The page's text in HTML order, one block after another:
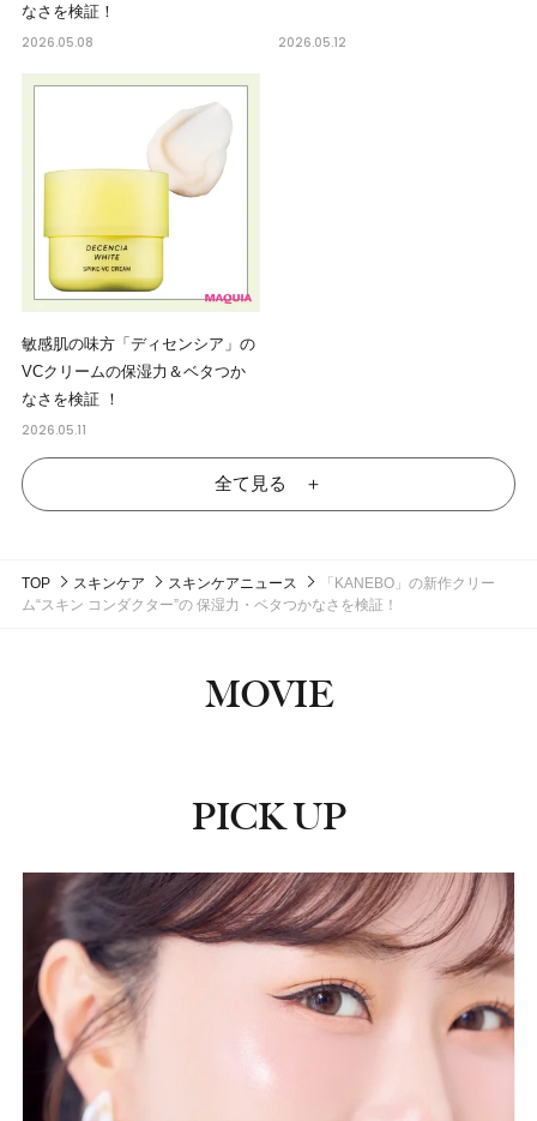
なさを検証！
2026.05.08
2026.05.12
敏感肌の味方「ディセンシア」の
VCクリームの保湿力＆ベタつか
なさを検証 ！
2026.05.11
全て見る ＋
TOP スキンケア スキンケアニュース
「KANEBO」の新作クリー
ム“スキン コンダクター”の 保湿力・ベタつかなさを検証！
MOVIE
PICK UP